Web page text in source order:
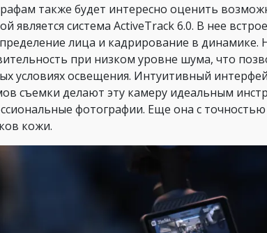
также будет интересно оценить
является система ActiveTrack 6.0. В нее
лица и кадрирование в динамике.​
при низком уровне шума, что
условиях освещения. Интуитивный
съемки делают эту камеру идеальным
фотографии. Еще она с
кожи.